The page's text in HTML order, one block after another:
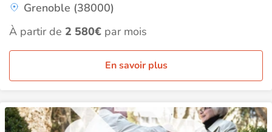
Grenoble (38000)
À partir de 2 580€ par mois
En savoir plus